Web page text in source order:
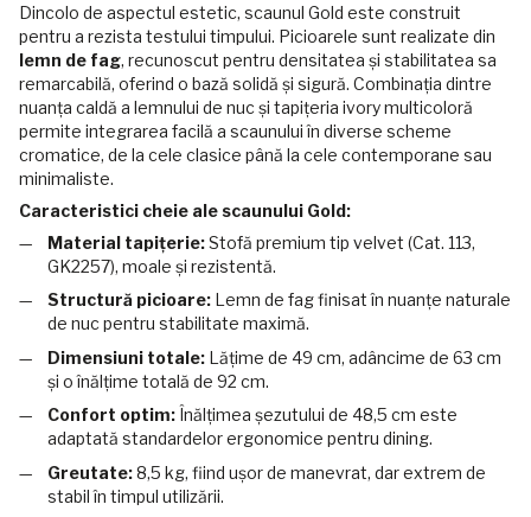
Dincolo de aspectul estetic, scaunul Gold este construit
pentru a rezista testului timpului. Picioarele sunt realizate din
lemn de fag, recunoscut pentru densitatea și stabilitatea sa
remarcabilă, oferind o bază solidă și sigură. Combinația dintre
nuanța caldă a lemnului de nuc și tapițeria ivory multicoloră
permite integrarea facilă a scaunului în diverse scheme
cromatice, de la cele clasice până la cele contemporane sau
minimaliste.
Caracteristici cheie ale scaunului Gold:
Material tapițerie:Stofă premium tip velvet (Cat. 113,
GK2257), moale și rezistentă.
Structură picioare: Lemn de fag finisat în nuanțe naturale
de nuc pentru stabilitate maximă.
Dimensiuni totale: Lățime de 49 cm, adâncime de 63 cm
și o înălțime totală de 92 cm.
Confort optim: Înălțimea șezutului de 48,5 cm este
adaptată standardelor ergonomice pentru dining.
Greutate:8,5 kg, fiind ușor de manevrat, dar extrem de
stabil în timpul utilizării.